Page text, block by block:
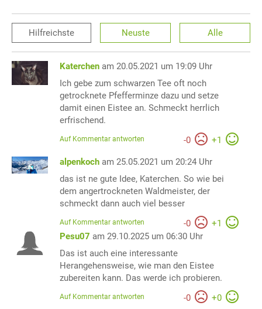
Hilfreichste Neuste Alle
Katerchen am 20.05.2021 um 19:09 Uhr
Ich gebe zum schwarzen Tee oft noch
getrocknete Pfefferminze dazu und setze
damit einen Eistee an. Schmeckt herrlich
erfrischend.
-0 +1
Auf Kommentar antworten
alpenkoch am 25.05.2021 um 20:24 Uhr
das ist ne gute Idee, Katerchen. So wie bei
dem angertrockneten Waldmeister, der
schmeckt dann auch viel besser
-0 +1
Auf Kommentar antworten
Pesu07 am 29.10.2025 um 06:30 Uhr
Das ist auch eine interessante
Herangehensweise, wie man den Eistee
zubereiten kann. Das werde ich probieren.
-0 +0
Auf Kommentar antworten